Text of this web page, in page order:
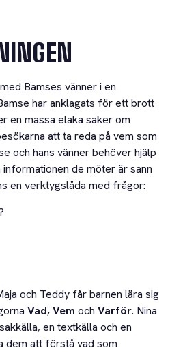
Bamses vänner i en
har anklagats för ett brott
en massa elaka saker om
att ta reda på vem som
och hans vänner behöver hjälp
de möter är sann
en verktygslåda med frågor:
och Teddy får barnen lära sig
Vad,Vem och Varför. Nina
en textkälla och en
dem att förstå vad som